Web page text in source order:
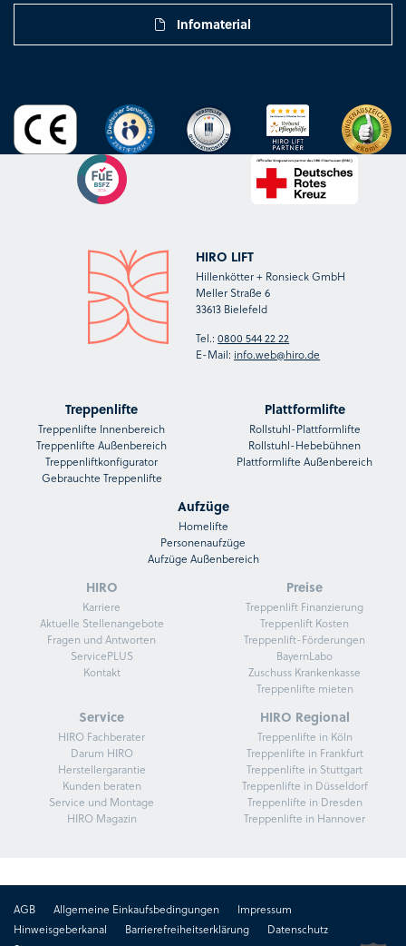
Infomaterial
HIRO LIFT
Hillenkötter + Ronsieck GmbH
Meller Straße 6
33613 Bielefeld
Tel.:0800 544 22 22
E-Mail: info.web@hiro.de
Treppenlifte
Treppenlifte Innenbereich
Treppenlifte Außenbereich
Treppenliftkonfigurator
Gebrauchte Treppenlifte
Plattformlifte
Rollstuhl-Plattformlifte
Rollstuhl-Hebebühnen
Plattformlifte Außenbereich
Aufzüge
Homelifte
Personenaufzüge
Aufzüge Außenbereich
HIRO
Karriere
Aktuelle Stellenangebote
Fragen und Antworten
ServicePLUS
Kontakt
Preise
Treppenlift Finanzierung
Treppenlift Kosten
Treppenlift-Förderungen
BayernLabo
Zuschuss Krankenkasse
Treppenlifte mieten
Service
HIRO Fachberater
Darum HIRO
Herstellergarantie
Kunden beraten
Service und Montage
HIRO Magazin
HIRO Regional
Treppenlifte in Köln
Treppenlifte in Frankfurt
Treppenlifte in Stuttgart
Treppenlifte in Düsseldorf
Treppenlifte in Dresden
Treppenlifte in Hannover
AGB Allgemeine Einkaufsbedingungen
Impressum
Hinweisgeberkanal
Barrierefreiheitserklärung
Datenschutz